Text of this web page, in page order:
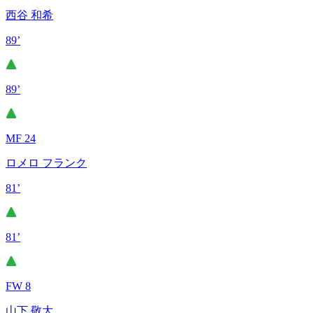
西谷 和希
89’
89’
MF 24
ロメロ フランク
81’
81’
FW 8
山下 敬大